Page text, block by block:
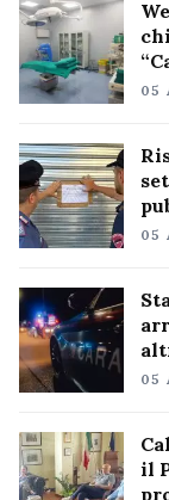
05
05
05
il